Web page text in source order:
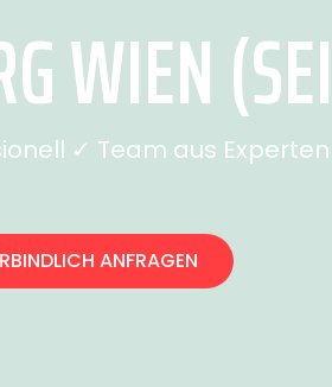
WIEN
✓ Team aus
ANFRAGEN